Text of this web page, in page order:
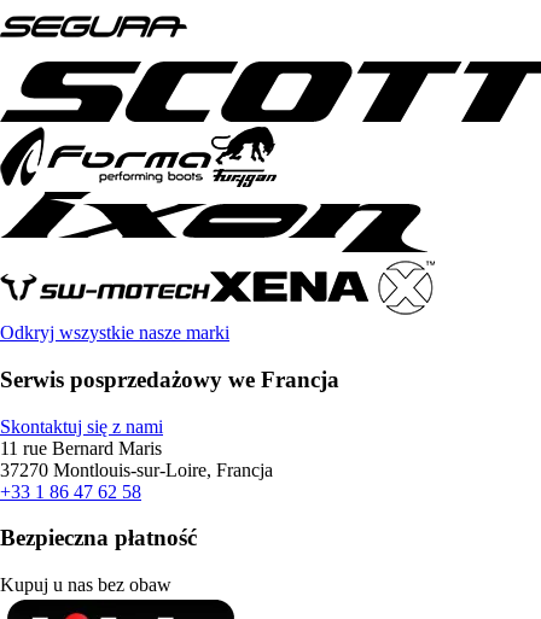
Odkryj wszystkie nasze marki
Serwis posprzedażowy we Francja
Skontaktuj się z nami
11 rue Bernard Maris
37270 Montlouis-sur-Loire, Francja
+33 1 86 47 62 58
Bezpieczna płatność
Kupuj u nas bez obaw